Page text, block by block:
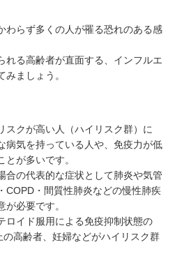
わらず多くの人が罹る恐れのある感
れる高齢者が直面する、インフルエ
ましょう。
スクが高い人（ハイリスク群）に
病気を持っている人や、免疫力が低
とが多いです。
合の代表的な症状として肺炎や気管
COPD・間質性肺炎などの慢性肺疾
必要です。
ロイド服用による免疫抑制状態の
高齢者、妊婦などがハイリスク群